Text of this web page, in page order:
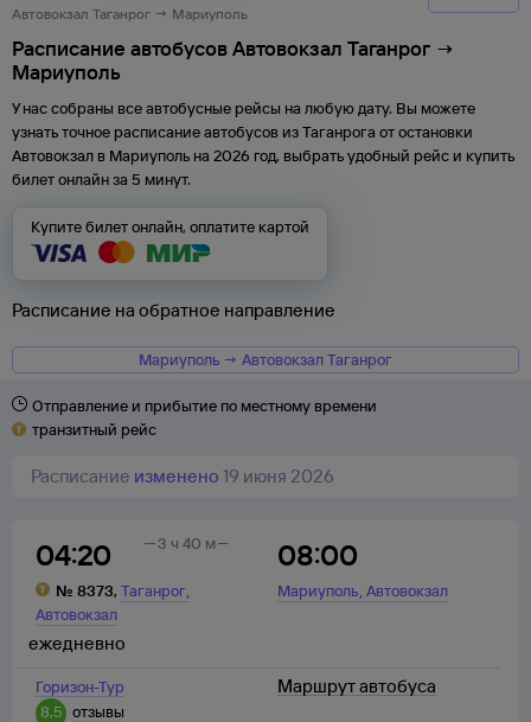
Автовокзал Таганрог → Мариуполь
Расписание автобусов Автовокзал Таганрог →
Мариуполь
У нас собраны все автобусные рейсы на любую дату. Вы можете
узнать точное расписание автобусов изТаганрога отостановки
Автовокзал в Мариуполь на 2026 год, выбрать удобный рейс и купить
билет онлайн за 5 минут.
Купите билет онлайн, оплатите картой
Расписание на обратное направление
Мариуполь → Автовокзал Таганрог
Отправление и прибытие по местному времени
транзитный рейс
Расписание изменено 19 июня 2026
04:20
№ 8373, Таганрог,
Автовокзал
08:00
Мариуполь,Автовокзал
3 ч 40 м
Горизон-Тур
8,5 отзывы
ежедневно
Маршрут автобуса